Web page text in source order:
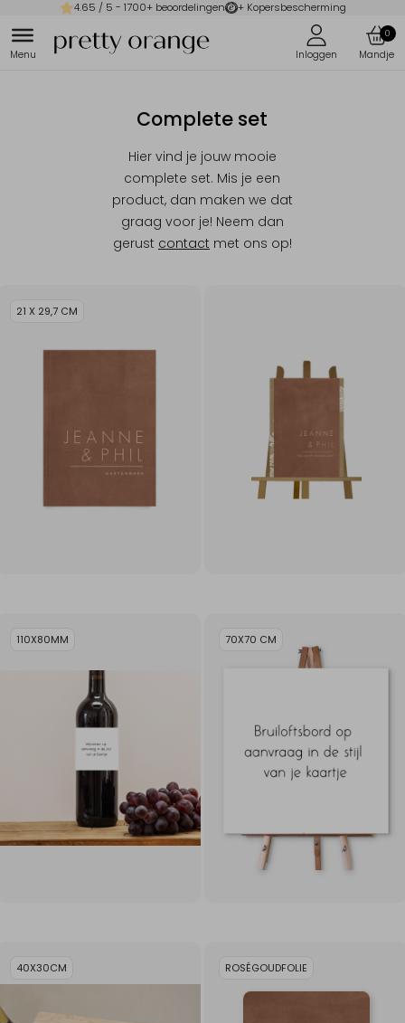
4.65 / 5 - 1700+ beoordelingen + Kopersbescherming
0
Complete set
Hier vind je jouw mooie
complete set. Mis je een
product, dan maken we dat
graag voor je! Neem dan
gerust contact met ons op!
21 X 29,7 CM
110X80MM 70X70 CM
40X30CM ROSÉGOUDFOLIE